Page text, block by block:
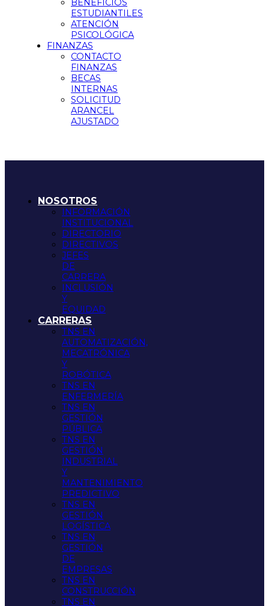
BENEFICIOS
ESTUDIANTILES
ATENCIÓN
PSICOLÓGICA
FINANZAS
CONTACTO
FINANZAS
BECAS
INTERNAS
SOLICITUD
ARANCEL
AJUSTADO
NOSOTROS
INFORMACIÓN
INSTITUCIONAL
DIRECTORIO
DIRECTIVOS
JEFES
DE
CARRERA
INCLUSIÓN
Y
EQUIDAD
CARRERAS
TNS EN
AUTOMATIZACIÓN,
MECATRÓNICA
Y
ROBÓTICA
TNS EN
ENFERMERÍA
TNS EN
GESTIÓN
PÚBLICA
TNS EN
GESTIÓN
INDUSTRIAL
Y
MANTENIMIENTO
PREDICTIVO
TNS EN
GESTIÓN
LOGÍSTICA
TNS EN
GESTIÓN
DE
EMPRESAS
TNS EN
CONSTRUCCIÓN
TNS EN